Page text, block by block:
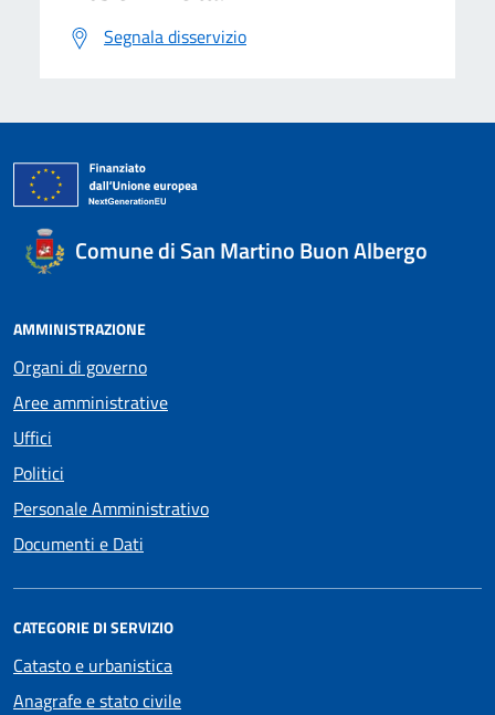
Segnala disservizio
Comune di San Martino Buon Albergo
AMMINISTRAZIONE
Organi di governo
Aree amministrative
Uffici
Politici
Personale Amministrativo
Documenti e Dati
CATEGORIE DI SERVIZIO
Catasto e urbanistica
Anagrafe e stato civile